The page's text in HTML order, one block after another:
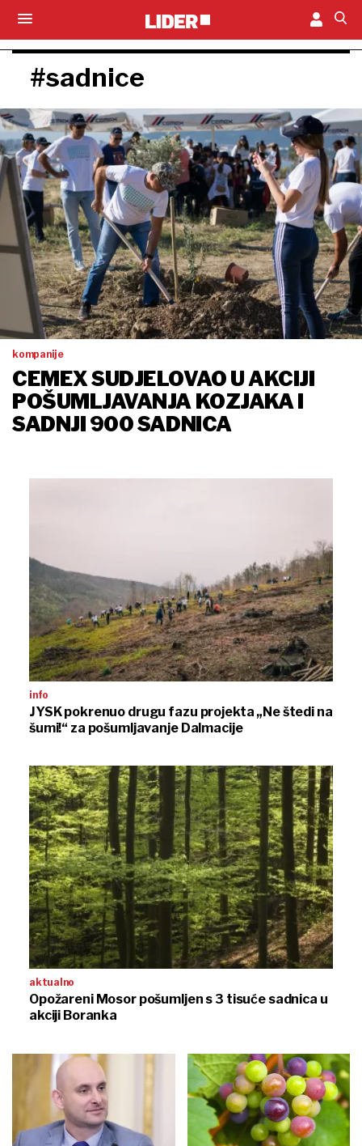
#sadnice
kompanije
CEMEX SUDJELOVAO U AKCIJI
POŠUMLJAVANJA KOZJAKA I
SADNJI 900 SADNICA
info
JYSK pokrenuo drugu fazu projekta „Ne štedi na
šumi!“ za pošumljavanje Dalmacije
aktualno
Opožareni Mosor pošumljen s 3 tisuće sadnica u
akciji Boranka